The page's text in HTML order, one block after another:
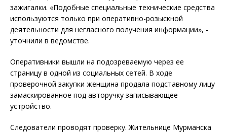
зажигалки. «Подобные специальные технические средства
используются только при оперативно-розыскной
деятельности для негласного получения информации», -
уточнили в ведомстве.
Оперативники вышли на подозреваемую через ее
страницу в одной из социальных сетей. В ходе
проверочной закупки женщина продала подставному лицу
замаскированное под авторучку записывающее
устройство.
Следователи проводят проверку. Жительнице Мурманска